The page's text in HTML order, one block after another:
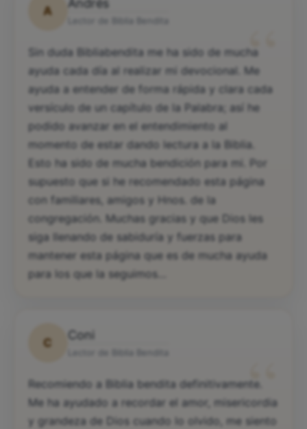
A “
Sin duda Bibliabendita me ha sido de mucha
ayuda cada día al realizar mi devocional. Me
ayuda a entender de forma rápida y clara cada
versículo de un capítulo de la Palabra; así he
podido avanzar en el entendimiento al
momento de estar dando lectura a la Biblia.
Esto ha sido de mucha bendición para mi. Por
supuesto que si he recomendado esta página
con familiares, amigos y Hnos. de la
congregación. Muchas gracias y que Dios les
siga llenando de sabiduría y fuerzas para
mantener esta página que es de mucha ayuda
para los que la seguimos…
C
Coni
“
Recomiendo a Biblia bendita definitivamente.
Me ha ayudado a recordar el amor, misericordia
y grandeza de Dios cuando lo olvido, me siento